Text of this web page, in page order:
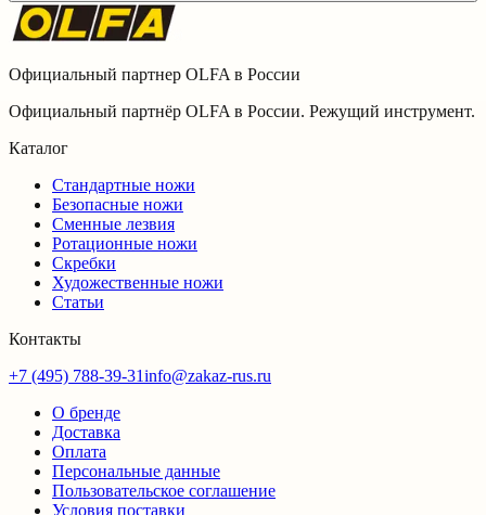
Официальный партнер OLFA в России
Официальный партнёр OLFA в России. Режущий инструмент.
Каталог
Стандартные ножи
Безопасные ножи
Сменные лезвия
Ротационные ножи
Скребки
Художественные ножи
Статьи
Контакты
+7 (495) 788-39-31info@zakaz-rus.ru
О бренде
Доставка
Оплата
Персональные данные
Пользовательское соглашение
Условия поставки